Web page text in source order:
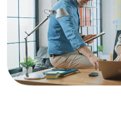
Воронка продаж
Обзор основных метрик
продаж
Разновидности
телефонных звонков и
лайфхаки
Правила продаж